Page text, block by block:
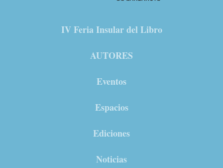
IV Feria Insular del Libro
AUTORES
Eventos
Espacios
Ediciones
Noticias